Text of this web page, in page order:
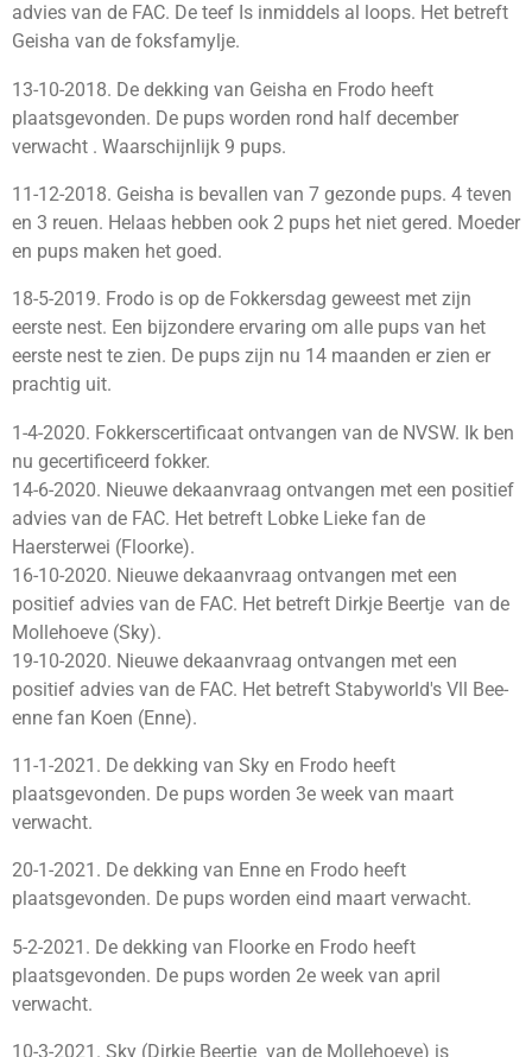
advies van de FAC. De teef Is inmiddels al loops. Het betreft
Geisha van de foksfamylje.
13-10-2018. De dekking van Geisha en Frodo heeft
plaatsgevonden. De pups worden rond half december
verwacht . Waarschijnlijk 9 pups.
11-12-2018. Geisha is bevallen van 7 gezonde pups. 4 teven
en 3 reuen. Helaas hebben ook 2 pups het niet gered. Moeder
en pups maken het goed.
18-5-2019. Frodo is op de Fokkersdag geweest met zijn
eerste nest. Een bijzondere ervaring om alle pups van het
eerste nest te zien. De pups zijn nu 14 maanden er zien er
prachtig uit.
1-4-2020. Fokkerscertificaat ontvangen van de NVSW. Ik ben
nu gecertificeerd fokker.
14-6-2020. Nieuwe dekaanvraag ontvangen met een positief
advies van de FAC. Het betreft Lobke Lieke fan de
Haersterwei (Floorke).
16-10-2020. Nieuwe dekaanvraag ontvangen met een
positief advies van de FAC. Het betreft Dirkje Beertje van de
Mollehoeve (Sky).
19-10-2020. Nieuwe dekaanvraag ontvangen met een
positief advies van de FAC. Het betreft Stabyworld's Vll Bee-
enne fan Koen (Enne).
11-1-2021. De dekking van Sky en Frodo heeft
plaatsgevonden. De pups worden 3e week van maart
verwacht.
20-1-2021. De dekking van Enne en Frodo heeft
plaatsgevonden. De pups worden eind maart verwacht.
5-2-2021. De dekking van Floorke en Frodo heeft
plaatsgevonden. De pups worden 2e week van april
verwacht.
10-3-2021. Sky (Dirkje Beertje van de Mollehoeve) is